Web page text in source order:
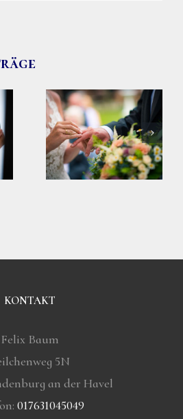
KONTAKT
Felix Baum
5N
an der Havel
017631045049